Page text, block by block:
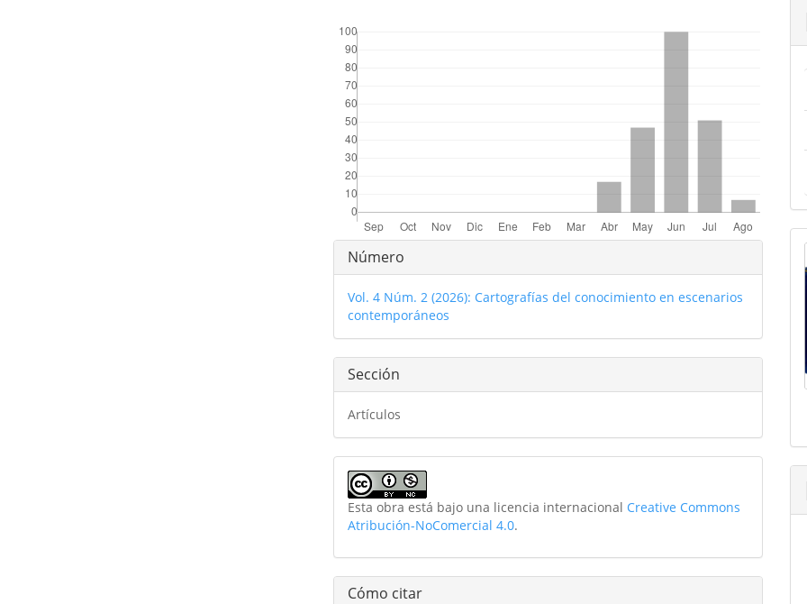
Detalles
del
artículo
Número
Vol. 4 Núm. 2 (2026): Cartografías del conocimiento en escenarios
contemporáneos
Sección
Artículos
Esta obra está bajo una licencia internacional Creative Commons
Atribución-NoComercial 4.0.
Cómo citar